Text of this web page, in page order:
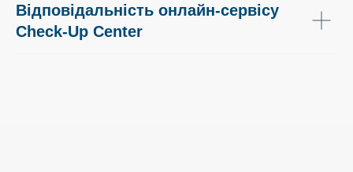
Відповідальність онлайн-сервісу
Check-Up Center